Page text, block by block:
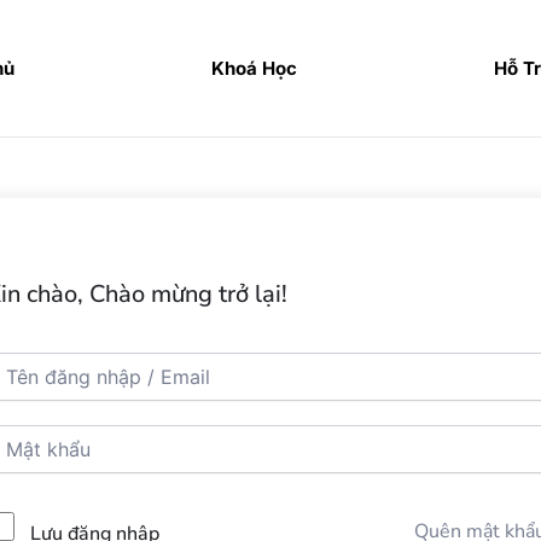
Khoá Học Hỗ
chào, Chào mừng trở lại!
Lưu đăng nhập Quên mật